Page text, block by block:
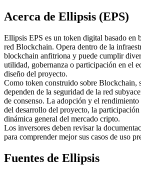
Futuros del USDC
Futuros que utilizan USDC como
Acerca de Ellipsis (EPS)
Ellipsis EPS es un token digital basado en
red Blockchain. Opera dentro de la
blockchain anfitriona y puede cumplir
utilidad, gobernanza o participación en el
diseño del proyecto.
Como token construido sobre Blockchain,
dependen de la seguridad de la red
de consenso. La adopción y el rendimiento
del desarrollo del proyecto, la
dinámica general del mercado cripto.
Los inversores deben revisar la
para comprender mejor sus casos de uso
Fuentes de Ellipsis